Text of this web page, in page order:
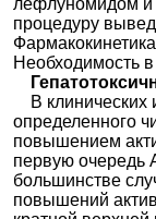
лефлуномидом и
процедуру
Необходимость
В клинических
определенного
повышением
первую очередь
большинстве
повышений